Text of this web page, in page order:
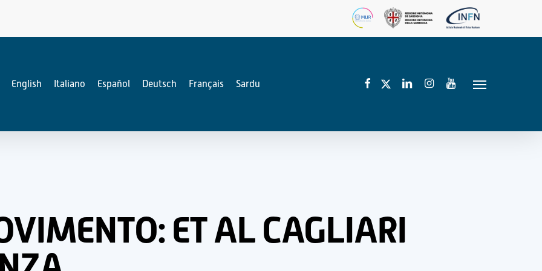
English
Italiano Español Deutsch Français Sardu facebooktwitterlinkedininstagramyoutubeMenu
ET AL CAGLIARI